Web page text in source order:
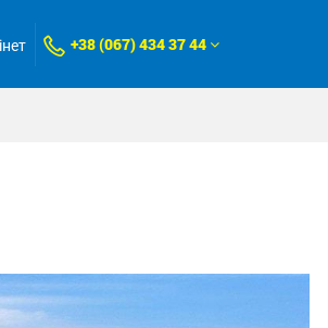
+38 (067) 434 37 44